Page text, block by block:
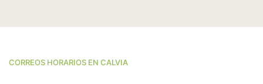
CORREOS HORARIOS EN CALVIA